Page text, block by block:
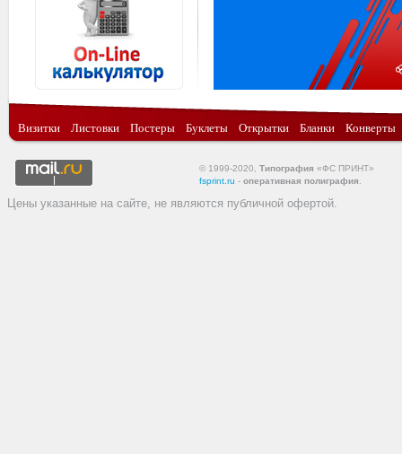
Визитки Листовки Постеры Буклеты Открытки Бланки Конверты
© 1999-2020, Типография «ФС ПРИНТ»
fsprint.ru - оперативная полиграфия
Цены указанные на сайте, не являются публичной офертой.